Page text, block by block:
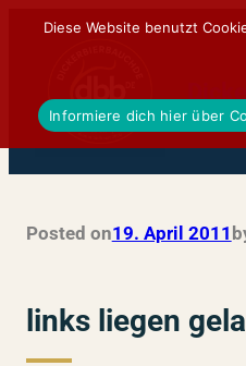
Posted on19. April 2011
links liegen
Diese Website benutzt
Informiere dich hier über